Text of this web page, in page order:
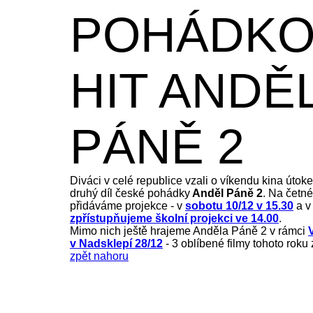
HIT
PÁNĚ 2
Diváci v celé republice vzali o víkendu kina
druhý díl české pohádkyAnděl Páně 2. Na
přidáváme projekce - v sobotu 10/12 v 15.30a v
zpřístupňujeme školní projekci ve 14.00.
Mimo nich ještě hrajeme Anděla Páně 2 v rámci
v Nadsklepí 28/12- 3 oblíbené filmy tohoto roku
zpět nahoru